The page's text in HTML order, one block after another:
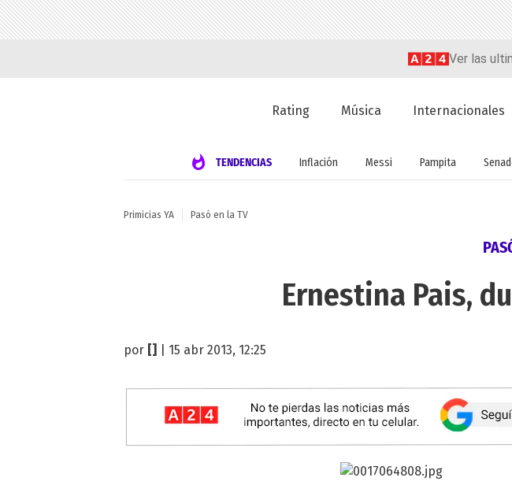
Ver las
Rating Música Internacionales
TENDENCIAS Inflación Messi Pampita
Primicias YA Pasó en la TV
Ernestina Pais,
por | 15 abr 2013, 12:25